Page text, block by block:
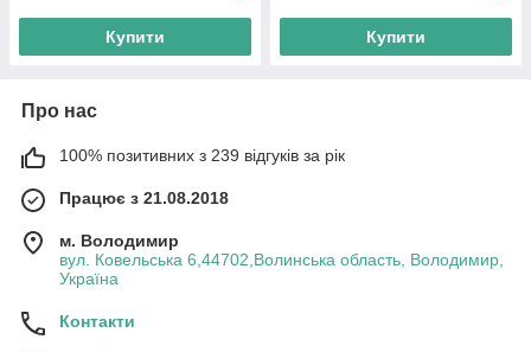
Купити Купити
Про нас
100% позитивних з 239 відгуків за рік
Працює з 21.08.2018
м. Володимир
вул. Ковельська 6,44702,Волинська область, Володимир,
Україна
Контакти